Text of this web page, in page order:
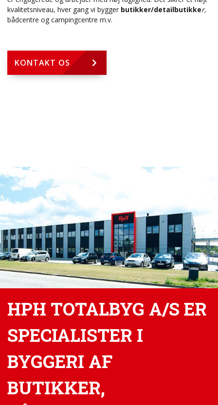
kvalitetsniveau, hver gang vi bygger butikker/detailbutikker,
bådcentre og campingcentre m.v.
KONTAKT OS
HPH TOTALBYG A/S ER
SPECIALISTER I
BYGGERI AF
BUTIKKER,